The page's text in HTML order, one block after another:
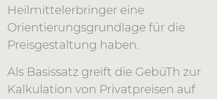
Heilmittelerbringer eine
Orientierungsgrundlage für die
Preisgestaltung haben.
Als Basissatz greift die GebüTh zur
Kalkulation von Privatpreisen auf